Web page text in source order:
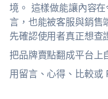
境。 這樣做能讓內容
言，也能被客服與銷售
先確認使用者真正想查
把品牌賣點翻成平台上
用留言、心得、比較或